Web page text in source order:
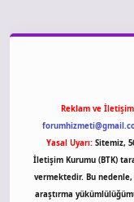
Reklam ve
Yasal Uyarı: Sitemiz,
İletişim Kurumu (BTK)
vermektedir. Bu
araştırma